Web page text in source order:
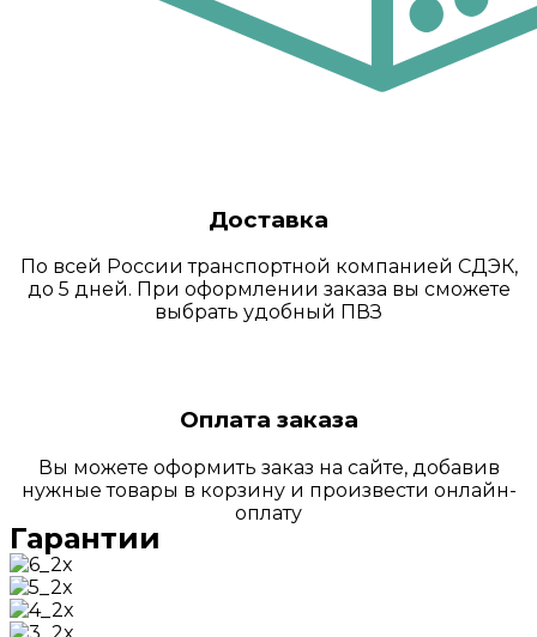
Доставка
По всей России транспортной компанией СДЭК,
до 5 дней. При оформлении заказа вы сможете
выбрать удобный ПВЗ
Оплата заказа
Вы можете оформить заказ на сайте, добавив
нужные товары в корзину и произвести онлайн-
оплату
Гарантии